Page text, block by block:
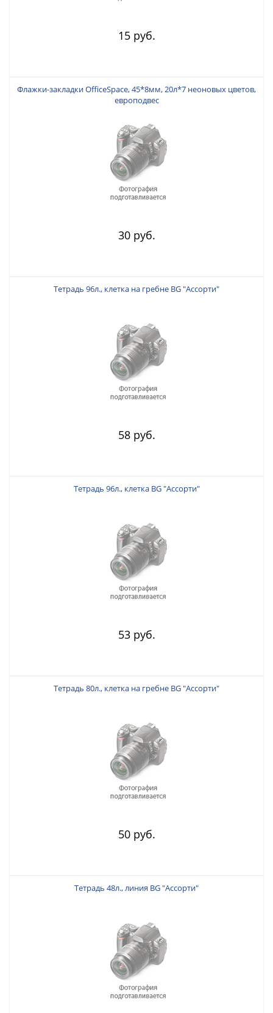
15 руб.
Флажки-закладки OfficeSpace, 45*8мм, 20л*7 неоновых цветов,
европодвес
30 руб.
Тетрадь 96л., клетка на гребне BG "Ассорти"
58 руб.
Тетрадь 96л., клетка BG "Ассорти"
53 руб.
Тетрадь 80л., клетка на гребне BG "Ассорти"
50 руб.
Тетрадь 48л., линия BG "Ассорти"